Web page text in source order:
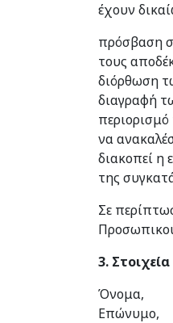
έχουν
πρόσβαση
τους
διόρθωση
διαγραφή
να
διακοπεί η
της
Σε
3.
Όνομα,
Επώνυμο,